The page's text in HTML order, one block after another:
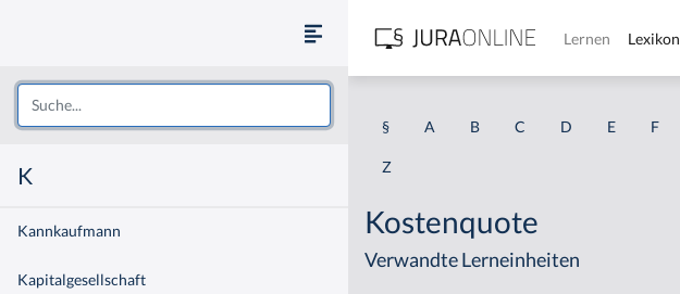
K
Kannkaufmann
Kapitalgesellschaft
Lernen Lexikon
§ A B C D E F
Z
Kostenquote
Verwandte Lerneinheiten